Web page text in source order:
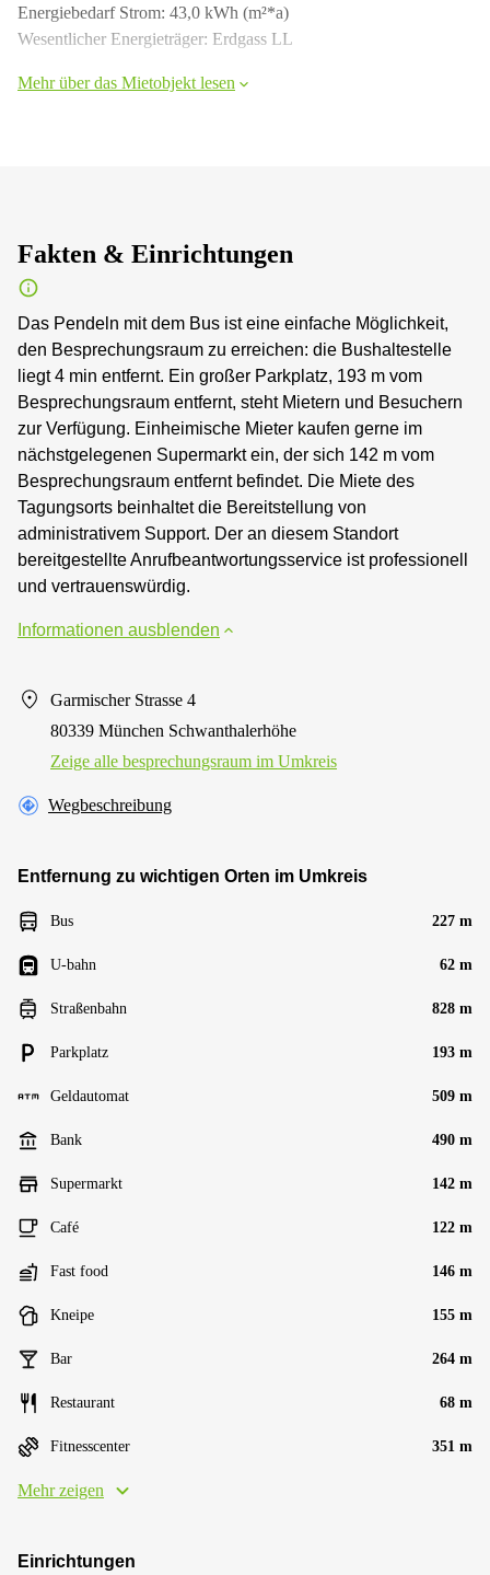
Energiebedarf Strom: 43,0 kWh (m²*a)
Wesentlicher Energieträger: Erdgass LL
Mehr über das Mietobjekt lesen
Fakten & Einrichtungen
Das Pendeln mit dem Bus ist eine einfache Möglichkeit,
den Besprechungsraum zu erreichen: die Bushaltestelle
liegt 4 min entfernt. Ein großer Parkplatz, 193 m vom
Besprechungsraum entfernt, steht Mietern und Besuchern
zur Verfügung. Einheimische Mieter kaufen gerne im
nächstgelegenen Supermarkt ein, der sich 142 m vom
Besprechungsraum entfernt befindet. Die Miete des
Tagungsorts beinhaltet die Bereitstellung von
administrativem Support. Der an diesem Standort
bereitgestellte Anrufbeantwortungsservice ist professionell
und vertrauenswürdig.
Informationen ausblenden
Garmischer Strasse 4
80339 München Schwanthalerhöhe
Zeige alle besprechungsraum im Umkreis
Wegbeschreibung
Entfernung zu wichtigen Orten im Umkreis
Bus 227 m
U-bahn 62 m
Straßenbahn 828 m
Parkplatz 193 m
Geldautomat 509 m
Bank 490 m
Supermarkt 142 m
Café 122 m
Fast food 146 m
Kneipe 155 m
Bar 264 m
Restaurant 68 m
Fitnesscenter 351 m
Mehr zeigen
Einrichtungen